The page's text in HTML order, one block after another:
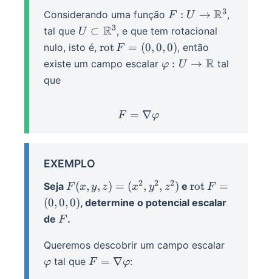
Considerando uma função F: U
\to
\R^3
F : U → R3,
tal que U
\subset
U ⊂ R3, e que tem rotacional
nulo, isto é, \rot F
=
(0,0,0)
rotF = (0,0,0), então
existe um campo escalar \varphi:
φ : U → Rtal
que
F = \nabla \varphi
F = ∇φ
EXEMPLO
Seja F(x,y,z)
= (x^2,
y^2,
z^2)
F (x, y, z) = (x2, y2, z2) e\rot F
=
rot F =
(0,0, 0), determine o potencial escalar
de F
F .
Queremos descobrir um campo escalar
φ tal que F =
F = ∇φ: